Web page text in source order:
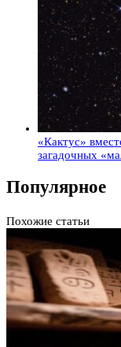
«Кактус»
загадочных
Популярное
Похожие статьи